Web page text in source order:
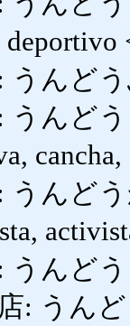
うんど
うんどう
うんどう
うんど
: うん